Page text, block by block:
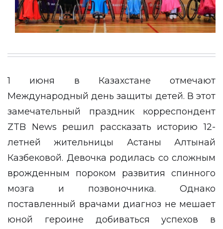
1 июня в Казахстане отмечают
Международный день защиты детей. В этот
замечательный праздник корреспондент
ZTB News решил рассказать историю 12-
летней жительницы Астаны Алтынай
Казбековой. Девочка родилась со сложным
врожденным пороком развития спинного
мозга и позвоночника. Однако
поставленный врачами диагноз не мешает
юной героине добиваться успехов в